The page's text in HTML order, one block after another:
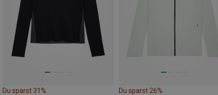
Du sparst 31% Du sparst 26%